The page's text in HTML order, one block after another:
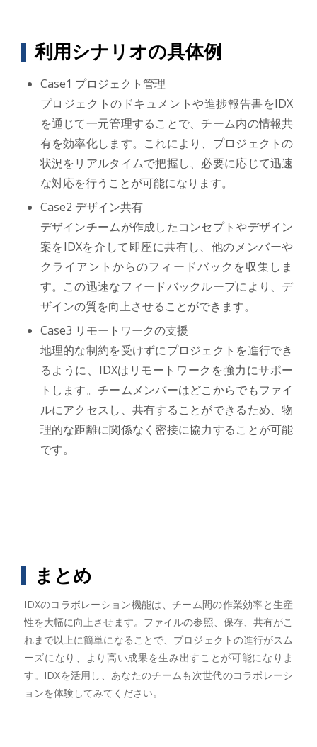
利用シナリオの具体例
Case1 プロジェクト管理
プロジェクトのドキュメントや進捗報告書をIDX
を通じて一元管理することで、チーム内の情報共
有を効率化します。これにより、プロジェクトの
状況をリアルタイムで把握し、必要に応じて迅速
な対応を行うことが可能になります。
Case2 デザイン共有
デザインチームが作成したコンセプトやデザイン
案をIDXを介して即座に共有し、他のメンバーや
クライアントからのフィードバックを収集しま
す。この迅速なフィードバックループにより、デ
ザインの質を向上させることができます。
Case3 リモートワークの支援
地理的な制約を受けずにプロジェクトを進行でき
るように、IDXはリモートワークを強力にサポー
トします。チームメンバーはどこからでもファイ
ルにアクセスし、共有することができるため、物
理的な距離に関係なく密接に協力することが可能
です。
まとめ
IDXのコラボレーション機能は、チーム間の作業効率と生産
性を大幅に向上させます。ファイルの参照、保存、共有がこ
れまで以上に簡単になることで、プロジェクトの進行がスム
ーズになり、より高い成果を生み出すことが可能になりま
す。IDXを活用し、あなたのチームも次世代のコラボレーシ
ョンを体験してみてください。